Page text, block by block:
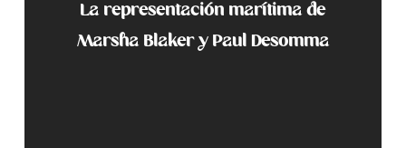
La representación marítima de
Marsha Blaker y Paul Desomma